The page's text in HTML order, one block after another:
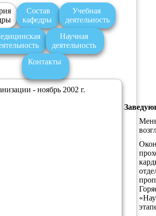
Состав
кафедры
Учебная
деятельность
Научная
деятельность
Контакты
- ноябрь 2002 г.